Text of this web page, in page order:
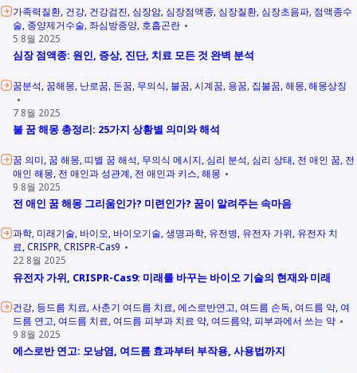
가족력질환 건강 건강검진 심장암 심장점액종 심장질환 심장초음파 점액종수
술 종양제거수술 좌심방종양 호흡곤란
5 8월 2025
심장 점액종: 원인, 증상, 진단, 치료 모든 것 완벽 분석
꿈분석 꿈해몽 난로꿈 돈꿈 무의식 불꿈 시계꿈 용꿈 집불꿈 해몽 해몽상징
7 8월 2025
불 꿈 해몽 총정리: 25가지 상황별 의미와 해석
꿈 의미 꿈 해몽 띠별 꿈 해석 무의식 메시지 심리 분석 심리 상태 전 애인 꿈 전
애인 해몽 전 애인과 성관계 전 애인과 키스 해몽
9 8월 2025
전 애인 꿈 해몽 그리움인가? 미련인가? 꿈이 알려주는 속마음
과학 미래기술 바이오 바이오기술 생명과학 유전병 유전자 가위 유전자 치
료 CRISPR CRISPR-Cas9
22 8월 2025
유전자 가위, CRISPR-Cas9: 미래를 바꾸는 바이오 기술의 현재와 미래
건강 등드름 치료 사춘기 여드름 치료 에스로반연고 여드름 손독 여드름 약 여
드름 연고 여드름 치료 여드름 피부과 치료 약 여드름약 피부과에서 쓰는 약
9 8월 2025
에스로반 연고: 모낭염, 여드름 효과부터 부작용, 사용법까지